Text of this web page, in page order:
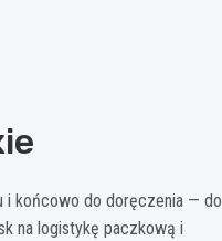
i końcowo do doręczenia — do
na logistykę paczkową i